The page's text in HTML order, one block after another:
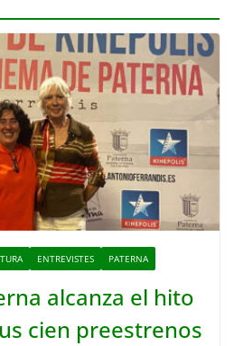
ENTREVISTES PATERNA
alcanza el hito
cien preestrenos